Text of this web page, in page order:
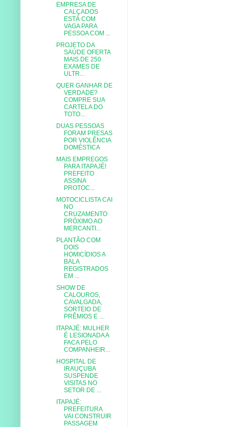
EMPRESA DE
CALÇADOS
ESTÁ COM
VAGA PARA
PESSOA COM ...
PROJETO DA
SAÚDE OFERTA
MAIS DE 250
EXAMES DE
ULTR...
QUER GANHAR DE
VERDADE?
COMPRE SUA
CARTELA DO
TOTO...
DUAS PESSOAS
FORAM PRESAS
POR VIOLÊNCIA
DOMÉSTICA
MAIS EMPREGOS
PARA ITAPAJÉ!
PREFEITO
ASSINA
PROTOC...
MOTOCICLISTA CAI
NO
CRUZAMENTO
PRÓXIMO AO
MERCANTI...
PLANTÃO COM
DOIS
HOMICÍDIOS A
BALA
REGISTRADOS
EM ...
SHOW DE
CALOUROS,
CAVALGADA,
SORTEIO DE
PRÊMIOS E ...
ITAPAJÉ: MULHER
É LESIONADA A
FACA PELO
COMPANHEIR...
HOSPITAL DE
IRAUÇUBA
SUSPENDE
VISITAS NO
SETOR DE ...
ITAPAJÉ:
PREFEITURA
VAI CONSTRUIR
PASSAGEM